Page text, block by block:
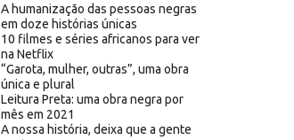
A humanização das pessoas negras
em doze histórias únicas
10 filmes e séries africanos para ver
na Netflix
“Garota, mulher, outras”, uma obra
única e plural
Leitura Preta: uma obra negra por
mês em 2021
A nossa história, deixa que a gente